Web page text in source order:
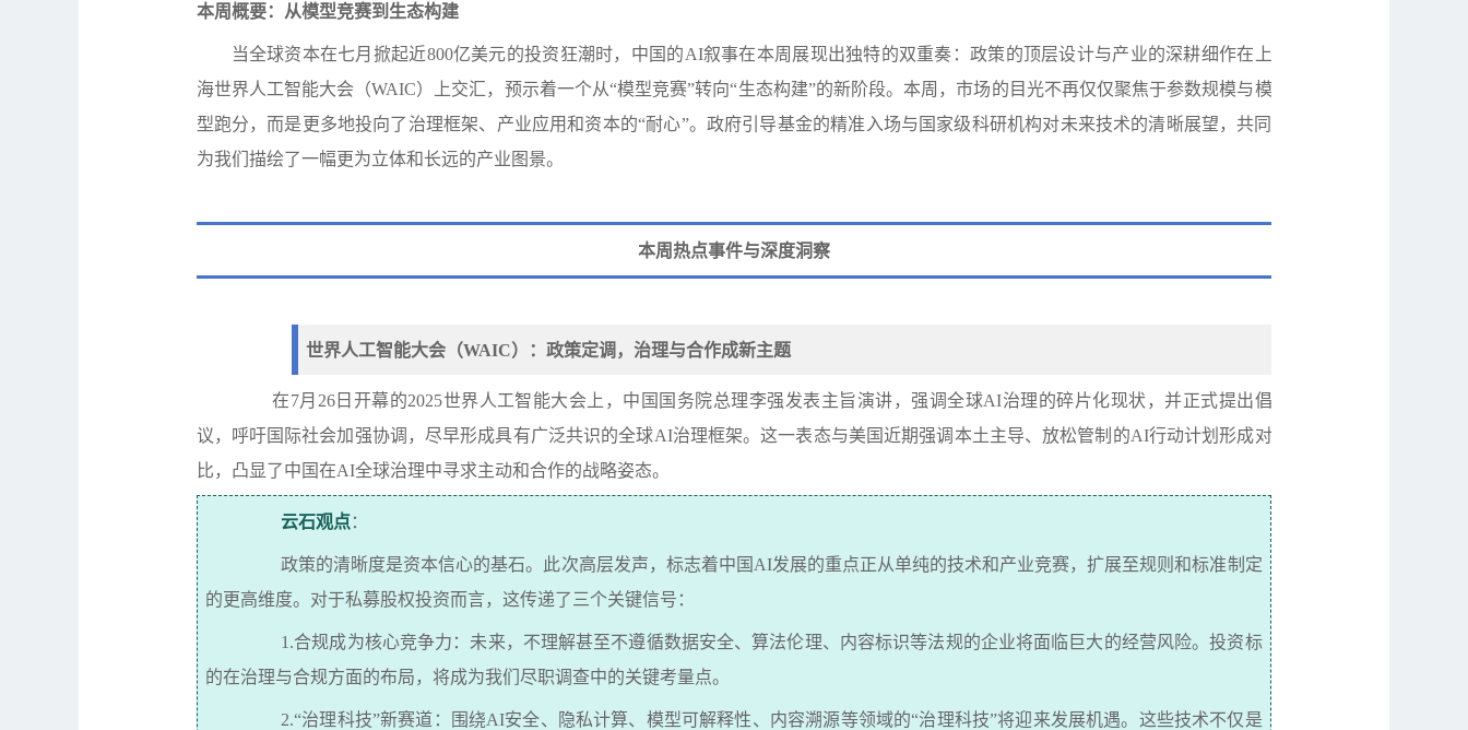
本周概要：从模型竞赛到生态构建
当全球资本在七月掀起近800亿美元的投资狂潮时，中国的AI叙事在本周展现出独特的双重奏：政策的顶层设计与产业的深耕细作在上
海世界人工智能大会（WAIC）上交汇，预示着一个从“模型竞赛”转向“生态构建”的新阶段。本周，市场的目光不再仅仅聚焦于参数规模与模
型跑分，而是更多地投向了治理框架、产业应用和资本的“耐心”。政府引导基金的精准入场与国家级科研机构对未来技术的清晰展望，共同
为我们描绘了一幅更为立体和长远的产业图景。
本周热点事件与深度洞察
世界人工智能大会（WAIC）：政策定调，治理与合作成新主题
在7月 26日开幕的2025世界人工智能大会上，中国国务院总理李强发表主旨演讲，强调全球AI治理的碎片化现状，并正式提出倡
议，呼吁国际社会加强协调，尽早形成具有广泛共识的全球AI治理框架。这一表态与美国近期强调本土主导、放松管制的AI行动计划形成对
比，凸显了中国在AI全球治理中寻求主动和合作的战略姿态。
云石观点：
政策的清晰度是资本信心的基石。此次高层发声，标志着中国 AI发展的重点正从单纯的技术和产业竞赛，扩展至规则和标准制定
的更高维度。对于私募股权投资而言，这传递了三个关键信号：
1.合规成为核心竞争力：未来，不理解甚至不遵循数据安全、算法伦理、内容标识等法规的企业将面临巨大的经营风险。投资标
的在治理与合规方面的布局，将成为我们尽职调查中的关键考量点。
2.“治理科技”新赛道：围绕AI安全、隐私计算、模型可解释性、内容溯源等领域的“治理科技”将迎来发展机遇。这些技术不仅是